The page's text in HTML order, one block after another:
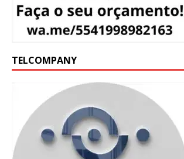
TELCOMPANY